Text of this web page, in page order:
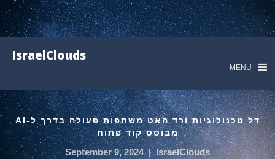
IsraelClouds
MENU
דל טכנולוגיות ורד האט משתפות פעולה בדרך ל-AI
מבוסס קוד פתוח
IsraelClouds
|
September 9, 2024